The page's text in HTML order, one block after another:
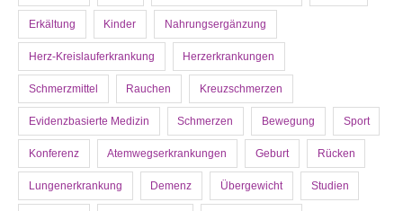
Erkältung Kinder Nahrungsergänzung
Herz-Kreislauferkrankung Herzerkrankungen
Schmerzmittel Rauchen Kreuzschmerzen
Evidenzbasierte Medizin Schmerzen Bewegung Sport
Konferenz Atemwegserkrankungen Geburt Rücken
Lungenerkrankung Demenz Übergewicht Studien